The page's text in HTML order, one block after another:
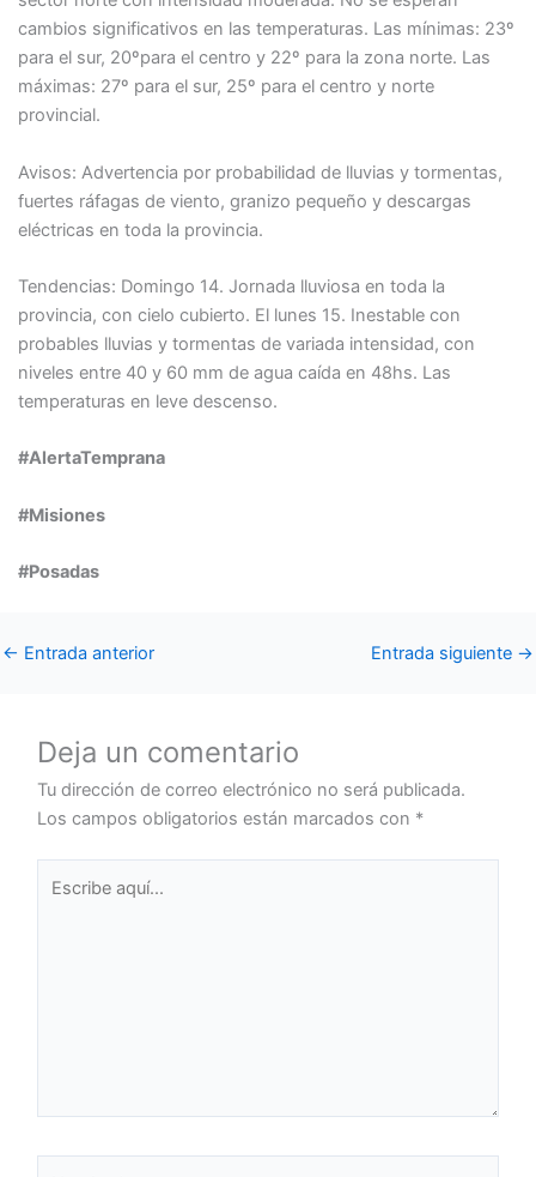
cambios significativos en las temperaturas. Las mínimas: 23º
para el sur, 20ºpara el centro y 22º para la zona norte. Las
máximas: 27º para el sur, 25º para el centro y norte
provincial.
Avisos: Advertencia por probabilidad de lluvias y tormentas,
fuertes ráfagas de viento, granizo pequeño y descargas
eléctricas en toda la provincia.
Tendencias: Domingo 14. Jornada lluviosa en toda la
provincia, con cielo cubierto. El lunes 15. Inestable con
probables lluvias y tormentas de variada intensidad, con
niveles entre 40 y 60 mm de agua caída en 48hs. Las
temperaturas en leve descenso.
#AlertaTemprana
#Misiones
#Posadas
← Entrada anterior Entrada siguiente →
Deja un comentario
Tu dirección de correo electrónico no será publicada.
Los campos obligatorios están marcados con *
aquí...